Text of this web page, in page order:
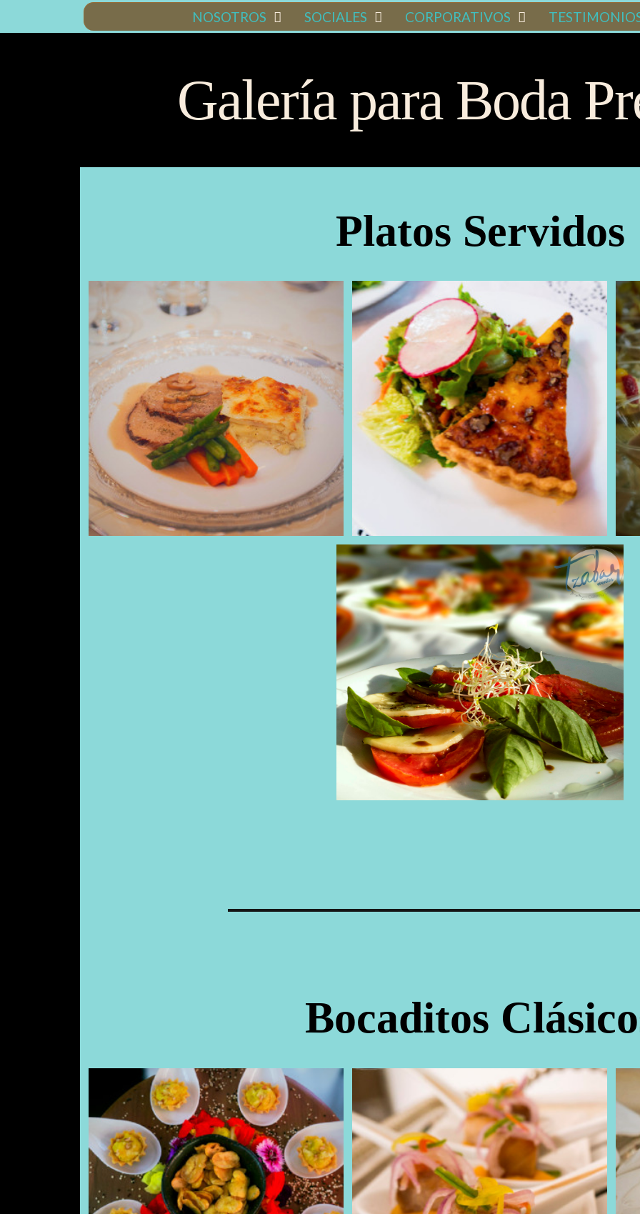
NOSOTROS SOCIALES CORPORATIVOS
Galería para Boda
Platos Servidos
Bocaditos